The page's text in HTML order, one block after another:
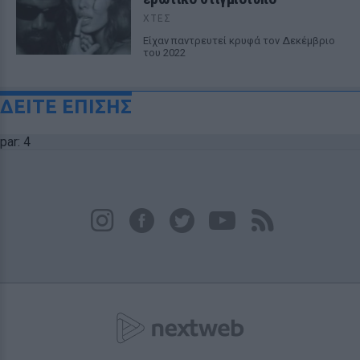
ΧΤΕΣ
Είχαν παντρευτεί κρυφά τον Δεκέμβριο
του 2022
ΔΕΙΤΕ ΕΠΙΣΗΣ
par: 4